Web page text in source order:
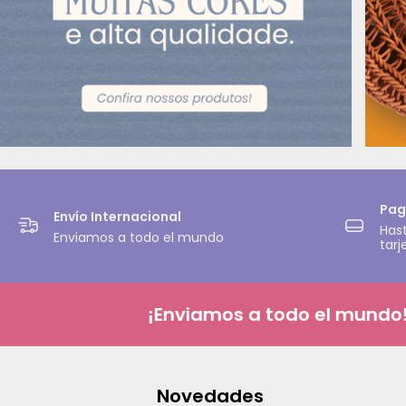
Envío Internacional
Enviamos a todo el mundo
¡Enviamos a todo el mundo!
Novedades